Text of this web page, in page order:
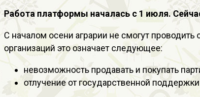
Работа платформы началась с 1 июля.
С началом осени аграрии не смогут
организаций это означает следующее:
невозможность продавать и покупать
отлучение от государственной